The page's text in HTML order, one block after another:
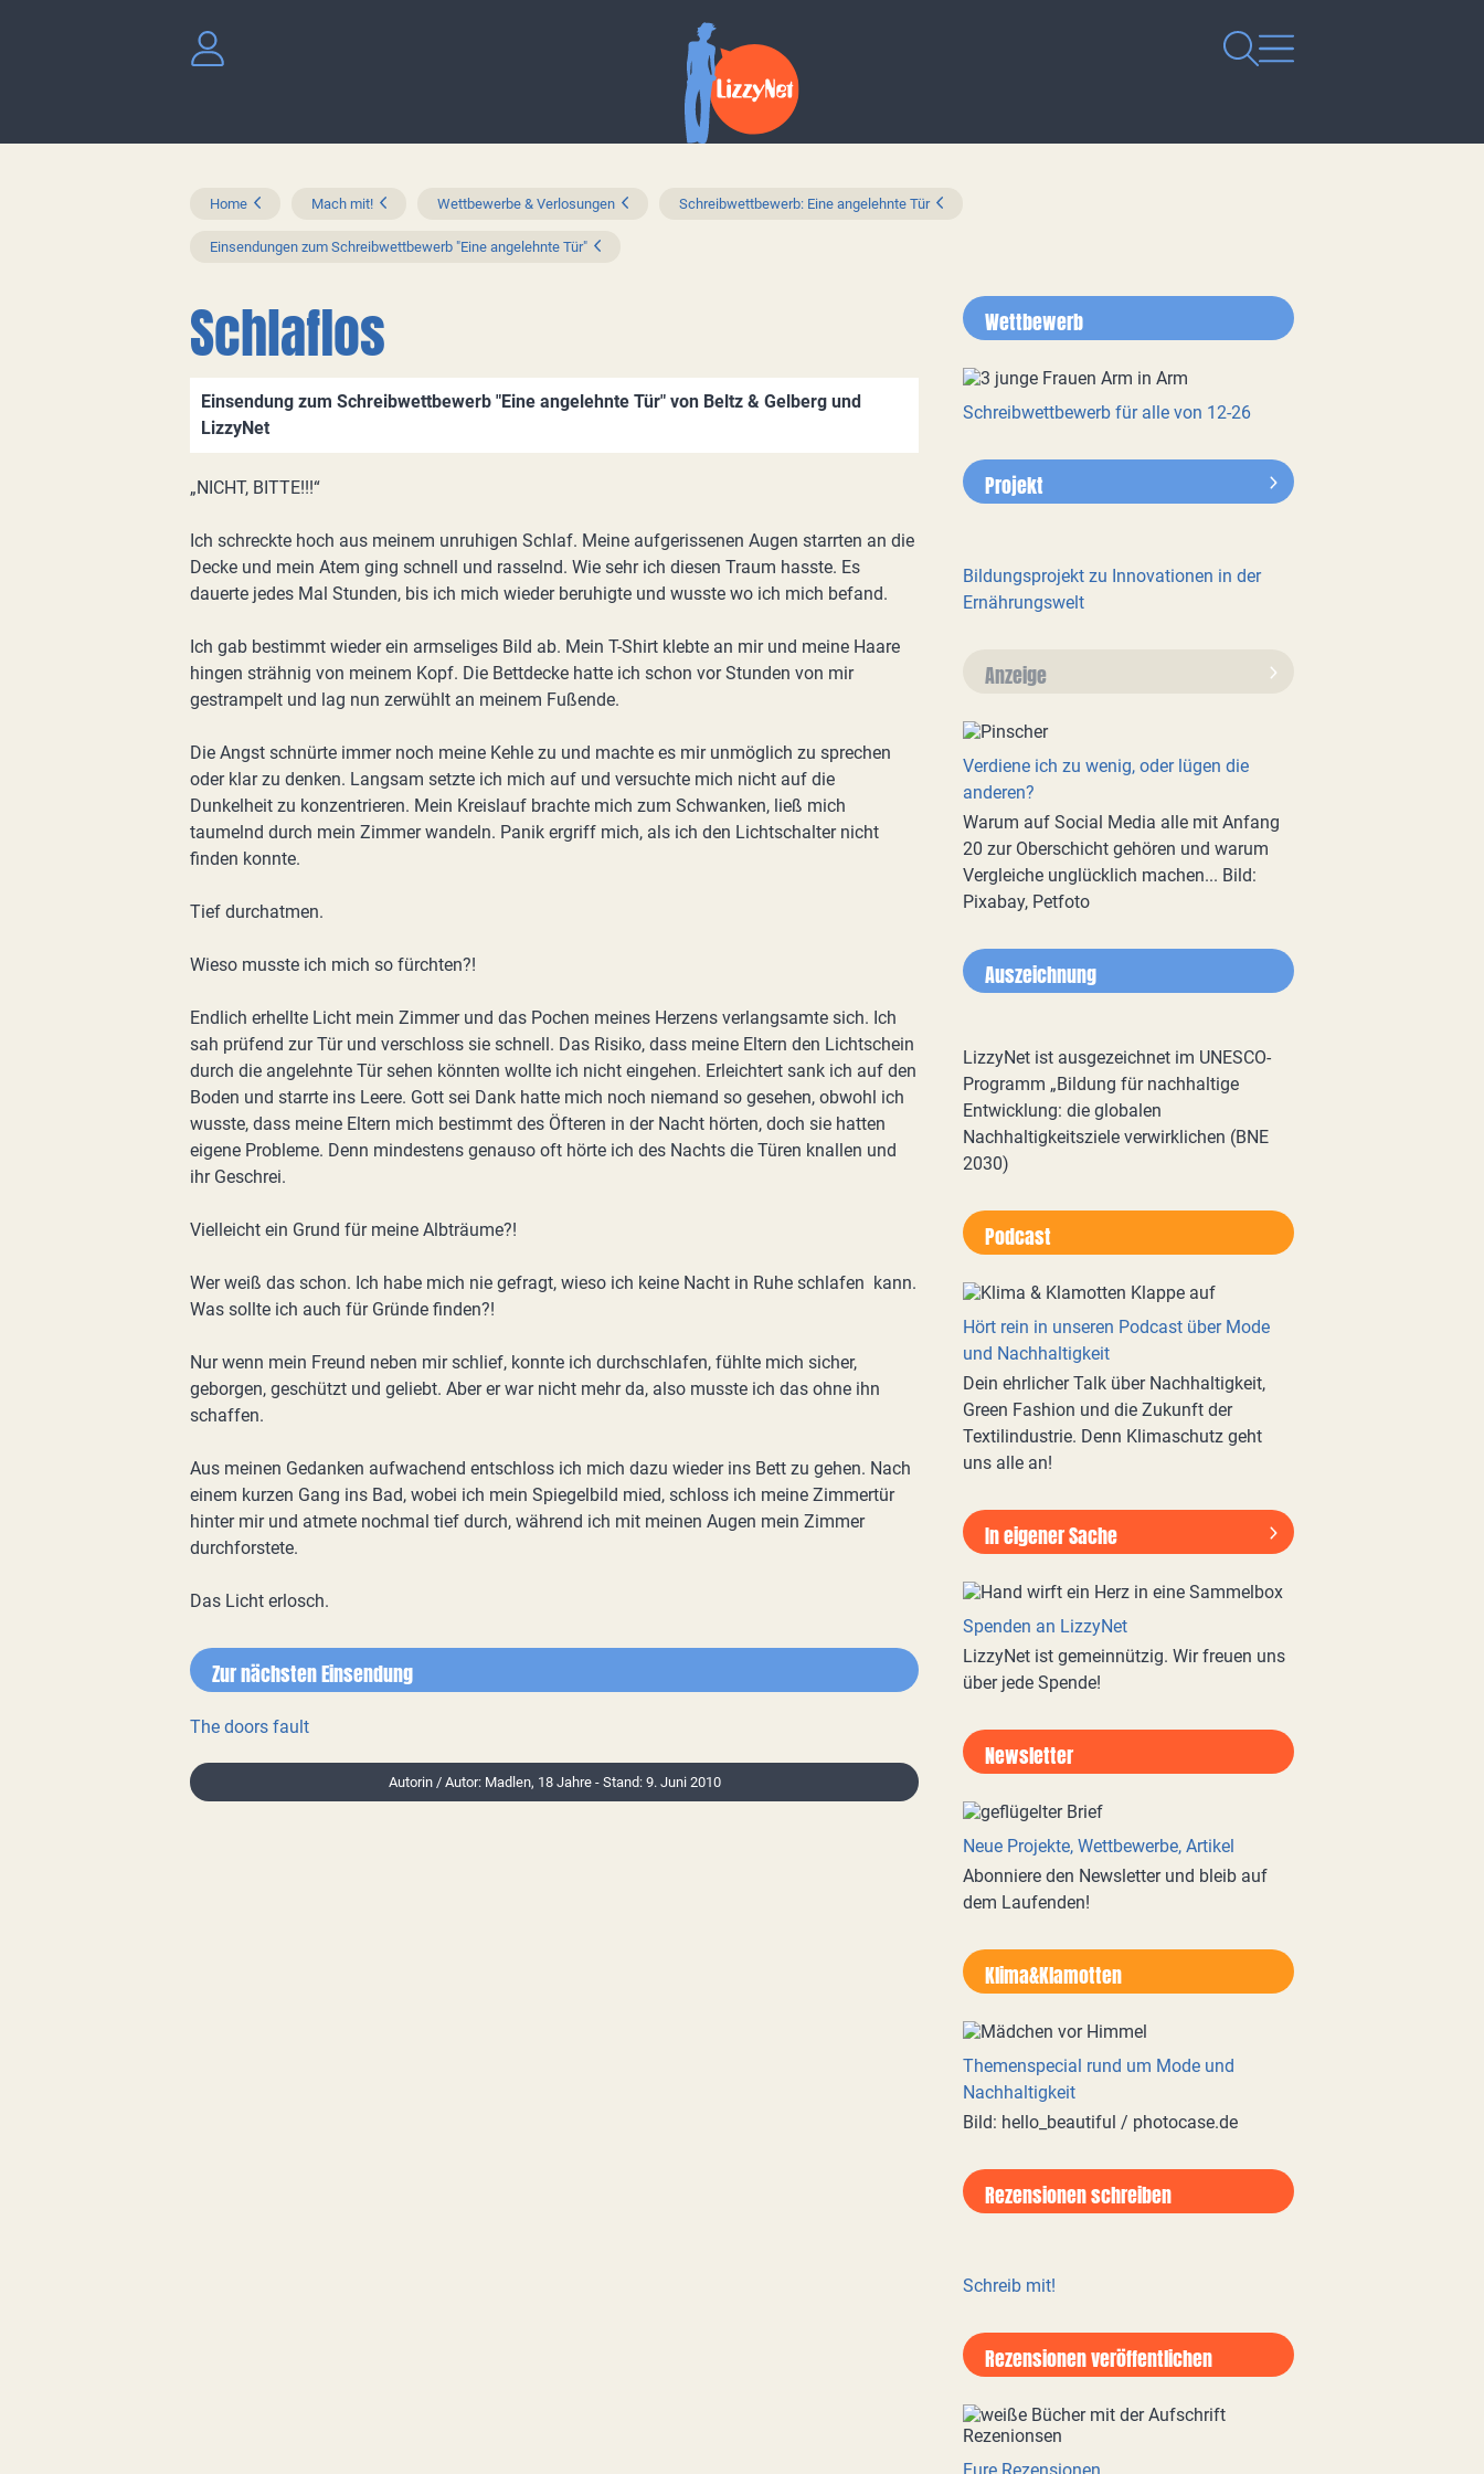
Home Mach mit! Wettbewerbe & Verlosungen Schreibwettbewerb: Eine angelehnte Tür
Einsendungen zum Schreibwettbewerb "Eine angelehnte Tür"
Schlaflos
Einsendung zum Schreibwettbewerb "Eine angelehnte Tür" von Beltz & Gelberg und
LizzyNet
„NICHT, BITTE!!!“
Ich schreckte hoch aus meinem unruhigen Schlaf. Meine aufgerissenen Augen starrten an die
Decke und mein Atem ging schnell und rasselnd. Wie sehr ich diesen Traum hasste. Es
dauerte jedes Mal Stunden, bis ich mich wieder beruhigte und wusste wo ich mich befand.
Ich gab bestimmt wieder ein armseliges Bild ab. Mein T-Shirt klebte an mir und meine Haare
hingen strähnig von meinem Kopf. Die Bettdecke hatte ich schon vor Stunden von mir
gestrampelt und lag nun zerwühlt an meinem Fußende.
Die Angst schnürte immer noch meine Kehle zu und machte es mir unmöglich zu sprechen
oder klar zu denken. Langsam setzte ich mich auf und versuchte mich nicht auf die
Dunkelheit zu konzentrieren. Mein Kreislauf brachte mich zum Schwanken, ließ mich
taumelnd durch mein Zimmer wandeln. Panik ergriff mich, als ich den Lichtschalter nicht
finden konnte.
Tief durchatmen.
Wieso musste ich mich so fürchten?!
Endlich erhellte Licht mein Zimmer und das Pochen meines Herzens verlangsamte sich. Ich
sah prüfend zur Tür und verschloss sie schnell. Das Risiko, dass meine Eltern den Lichtschein
durch die angelehnte Tür sehen könnten wollte ich nicht eingehen. Erleichtert sank ich auf den
Boden und starrte ins Leere. Gott sei Dank hatte mich noch niemand so gesehen, obwohl ich
wusste, dass meine Eltern mich bestimmt des Öfteren in der Nacht hörten, doch sie hatten
eigene Probleme. Denn mindestens genauso oft hörte ich des Nachts die Türen knallen und
ihr Geschrei.
Vielleicht ein Grund für meine Albträume?!
Wer weiß das schon. Ich habe mich nie gefragt, wieso ich keine Nacht in Ruhe schlafen kann.
Was sollte ich auch für Gründe finden?!
Nur wenn mein Freund neben mir schlief, konnte ich durchschlafen, fühlte mich sicher,
geborgen, geschützt und geliebt. Aber er war nicht mehr da, also musste ich das ohne ihn
schaffen.
Aus meinen Gedanken aufwachend entschloss ich mich dazu wieder ins Bett zu gehen. Nach
einem kurzen Gang ins Bad, wobei ich mein Spiegelbild mied, schloss ich meine Zimmertür
hinter mir und atmete nochmal tief durch, während ich mit meinen Augen mein Zimmer
durchforstete.
Das Licht erlosch.
Zur nächsten Einsendung
The doors fault
Autorin / Autor: Madlen, 18 Jahre - Stand: 9. Juni 2010
Wettbewerb
Schreibwettbewerb für alle von 12-26
Projekt
Bildungsprojekt zu Innovationen in der
Ernährungswelt
Anzeige
Verdiene ich zu wenig, oder lügen die
anderen?
Warum auf Social Media alle mit Anfang
20 zur Oberschicht gehören und warum
Vergleiche unglücklich machen... Bild:
Pixabay, Petfoto
Auszeichnung
LizzyNet ist ausgezeichnet im UNESCO-
Programm „Bildung für nachhaltige
Entwicklung: die globalen
Nachhaltigkeitsziele verwirklichen (BNE
2030)
Podcast
Hört rein in unseren Podcast über Mode
und Nachhaltigkeit
Dein ehrlicher Talk über Nachhaltigkeit,
Green Fashion und die Zukunft der
Textilindustrie. Denn Klimaschutz geht
uns alle an!
In eigener Sache
Spenden an LizzyNet
LizzyNet ist gemeinnützig. Wir freuen uns
über jede Spende!
Newsletter
Neue Projekte, Wettbewerbe, Artikel
Abonniere den Newsletter und bleib auf
dem Laufenden!
Klima&Klamotten
Themenspecial rund um Mode und
Nachhaltigkeit
Bild: hello_beautiful / photocase.de
Rezensionen schreiben
Schreib mit!
Rezensionen veröffentlichen